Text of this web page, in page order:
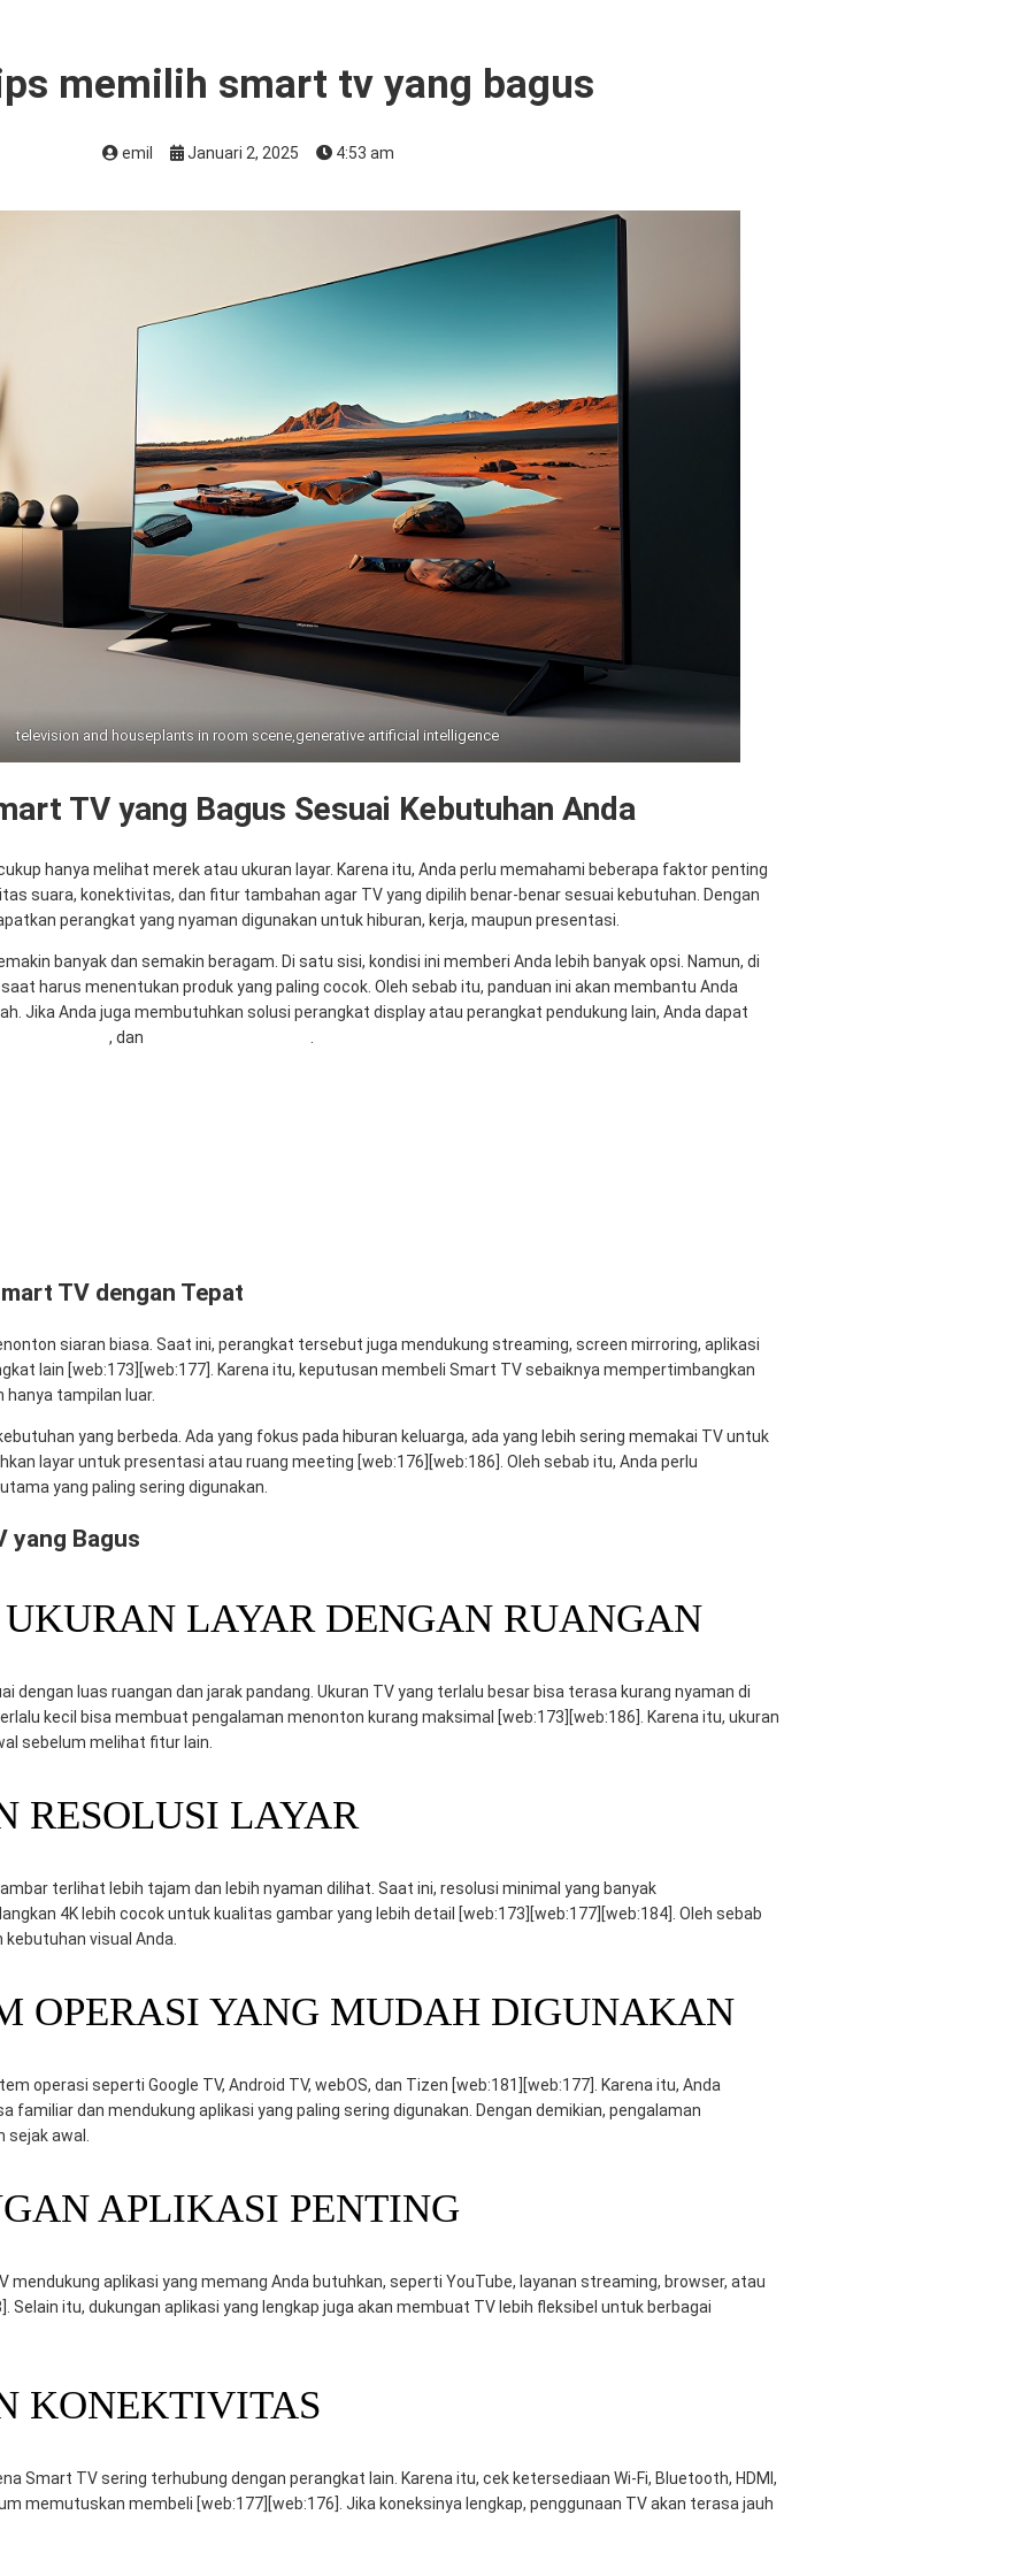
memilih smart tv yang bagus
emil Januari 2, 2025 4:53 am
television and houseplants in room scene,generative artificial intelligence
TV yang Bagus Sesuai Kebutuhan Anda
hanya melihat merek atau ukuran layar. Karena itu, Anda perlu memahami beberapa faktor penting
suara, konektivitas, dan fitur tambahan agar TV yang dipilih benar-benar sesuai kebutuhan. Dengan
perangkat yang nyaman digunakan untuk hiburan, kerja, maupun presentasi.
banyak dan semakin beragam. Di satu sisi, kondisi ini memberi Anda lebih banyak opsi. Namun, di
harus menentukan produk yang paling cocok. Oleh sebab itu, panduan ini akan membantu Anda
Jika Anda juga membutuhkan solusi perangkat display atau perangkat pendukung lain, Anda dapat
, dan
TV dengan Tepat
siaran biasa. Saat ini, perangkat tersebut juga mendukung streaming, screen mirroring, aplikasi
lain [web:173][web:177]. Karena itu, keputusan membeli Smart TV sebaiknya mempertimbangkan
hanya tampilan luar.
yang berbeda. Ada yang fokus pada hiburan keluarga, ada yang lebih sering memakai TV untuk
layar untuk presentasi atau ruang meeting [web:176][web:186]. Oleh sebab itu, Anda perlu
yang paling sering digunakan.
yang Bagus
LAYAR DENGAN RUANGAN
dengan luas ruangan dan jarak pandang. Ukuran TV yang terlalu besar bisa terasa kurang nyaman di
kecil bisa membuat pengalaman menonton kurang maksimal [web:173][web:186]. Karena itu, ukuran
sebelum melihat fitur lain.
RESOLUSI LAYAR
terlihat lebih tajam dan lebih nyaman dilihat. Saat ini, resolusi minimal yang banyak
4K lebih cocok untuk kualitas gambar yang lebih detail [web:173][web:177][web:184]. Oleh sebab
visual Anda.
OPERASI YANG MUDAH DIGUNAKAN
operasi seperti Google TV, Android TV, webOS, dan Tizen [web:181][web:177]. Karena itu, Anda
familiar dan mendukung aplikasi yang paling sering digunakan. Dengan demikian, pengalaman
awal.
APLIKASI PENTING
mendukung aplikasi yang memang Anda butuhkan, seperti YouTube, layanan streaming, browser, atau
Selain itu, dukungan aplikasi yang lengkap juga akan membuat TV lebih fleksibel untuk berbagai
KONEKTIVITAS
Smart TV sering terhubung dengan perangkat lain. Karena itu, cek ketersediaan Wi-Fi, Bluetooth, HDMI,
memutuskan membeli [web:177][web:176]. Jika koneksinya lengkap, penggunaan TV akan terasa jauh